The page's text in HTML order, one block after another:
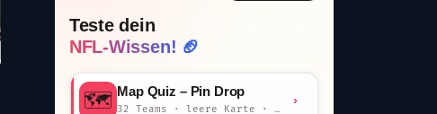
Teste dein
NFL-Wissen! 🏈
🗺️ Map Quiz – Pin Drop
32 Teams · leere Karte · km-Wertung
›